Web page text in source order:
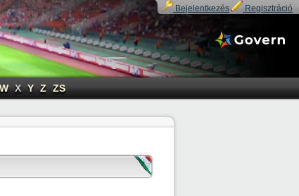
Bejelentkezés Regisztráció
W X Y Z ZS